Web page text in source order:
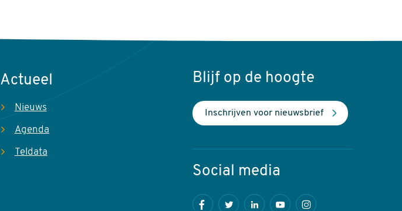
Actueel
Nieuws
Agenda
Teldata
Blijf op de hoogte
Inschrijven voor nieuwsbrief
Social media